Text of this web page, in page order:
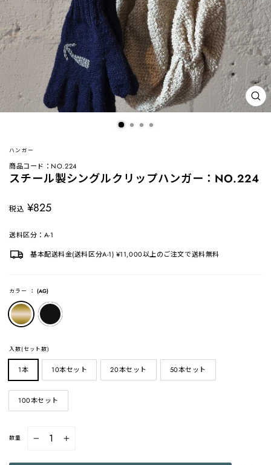
閉
じ
ハンガー
商品コード：NO.224
スチール製シングルクリップハンガー：NO.224
税込 定
¥825
送料区分：A-1
基本配送料金(送料区分A-1) ¥11,000以上のご注文で送料無料
カラー ： (AG)
入数(セット数)
1本 10本セット 20本セット 50本セット
100本セット
数量
+